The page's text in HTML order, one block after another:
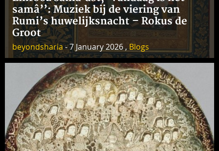
samâ’’: Muziek bij de viering van
Rumi’s huwelijksnacht – Rokus de
Groot
beyondsharia- 7 January 2026 ,Blogs